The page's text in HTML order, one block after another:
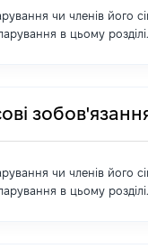
чи членів його
в цьому розділі.
чи членів його
в цьому розділі.